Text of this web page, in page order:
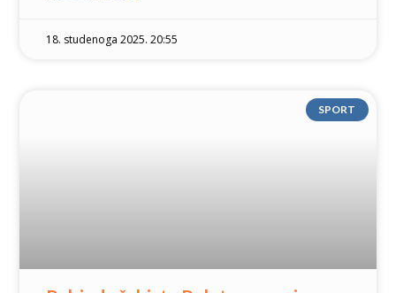
18. studenoga 2025. 20:55
SPORT